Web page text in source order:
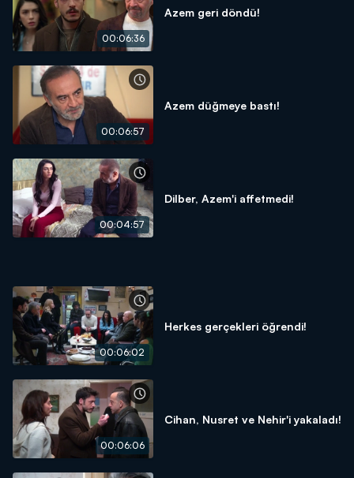
00:06:36
Azem geri döndü!
00:06:57
Azem düğmeye bastı!
00:04:57
Dilber, Azem'i affetmedi!
00:06:02
Herkes gerçekleri öğrendi!
00:06:06
Cihan, Nusret ve Nehir'i yakaladı!